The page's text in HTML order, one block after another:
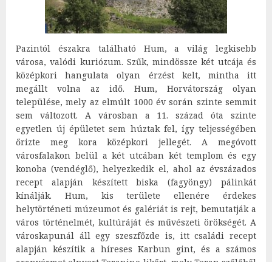
Pazintól északra található Hum, a világ legkisebb
városa, valódi kuriózum. Szűk, mindössze két utcája és
középkori hangulata olyan érzést kelt, mintha itt
megállt volna az idő. Hum, Horvátország olyan
települése, mely az elmúlt 1000 év során szinte semmit
sem változott. A városban a 11. század óta szinte
egyetlen új épületet sem húztak fel, így teljességében
őrizte meg kora középkori jellegét. A megóvott
városfalakon belül a két utcában két templom és egy
konoba (vendéglő), helyezkedik el, ahol az évszázados
recept alapján készített biska (fagyöngy) pálinkát
kínálják. Hum, kis területe ellenére érdekes
helytörténeti múzeumot és galériát is rejt, bemutatják a
város történelmét, kultúráját és művészeti örökségét. A
városkapunál áll egy szeszfőzde is, itt családi recept
alapján készítik a híreses Karbun gint, és a számos